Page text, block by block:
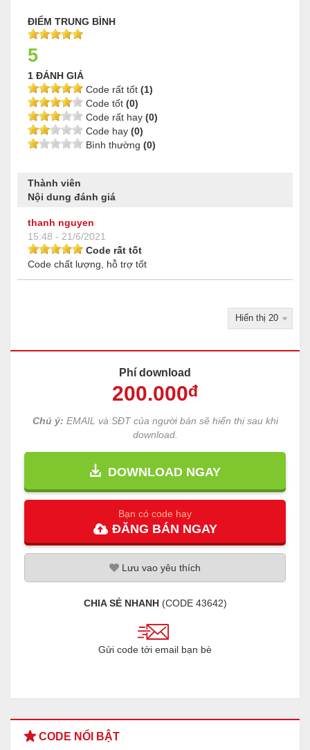
ĐIỂM TRUNG BÌNH
5
1 ĐÁNH GIÁ
Code rất tốt (1)
Code tốt (0)
Code rất hay (0)
Code hay (0)
Bình thường (0)
Thành viên
Nội dung đánh giá
thanh nguyen
15:48 - 21/6/2021
Code rất tốt
Code chất lượng, hỗ trợ tốt
Phí download
200.000đ
Chú ý: EMAIL và SĐT của người bán sẽ hiển thị sau khi
download.
DOWNLOAD NGAY
Bạn có code hay
ĐĂNG BÁN NGAY
Lưu vao yêu thích
CHIA SẺ NHANH(CODE 43642)
Gửi code tới email bạn bè
CODE NỔI BẬT